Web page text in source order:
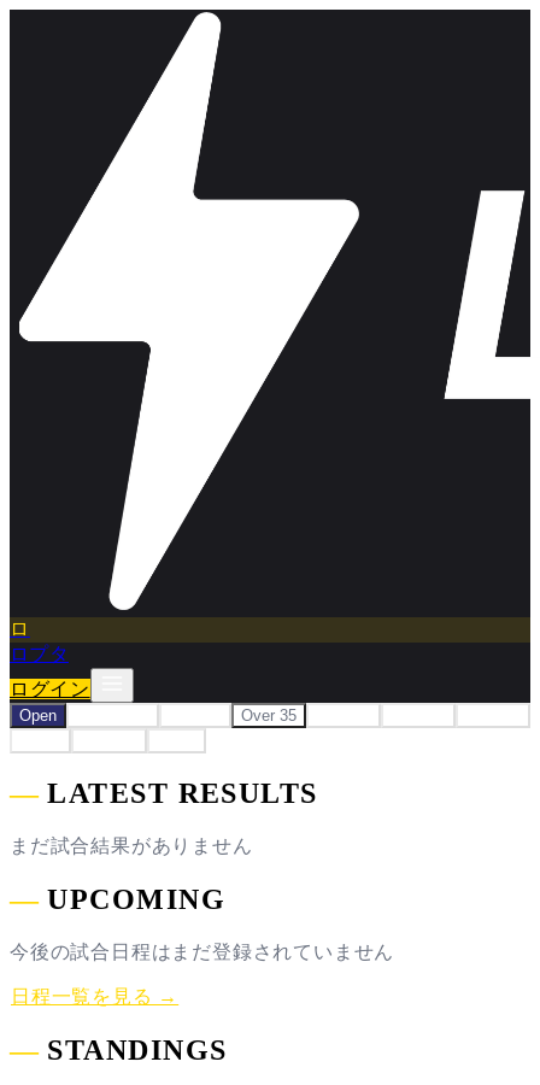
ロ
ロプタ
ログイン
Open Over 35
― LATEST RESULTS
まだ試合結果がありません
― UPCOMING
今後の試合日程はまだ登録されていません
日程一覧を見る →
― STANDINGS